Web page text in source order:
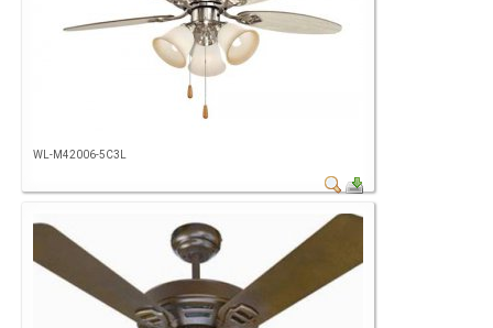
WL-M42006-5C3L